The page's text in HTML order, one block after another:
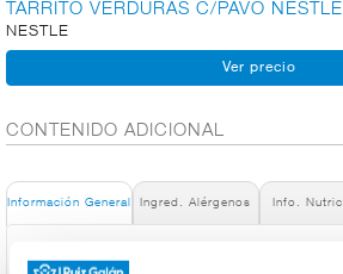
AL
FRUTAS Y
TARRITO VERDURAS C/PAVO
NESTLE
CONTENIDO ADICIONAL
Información General Ingred. Alérgenos Info.
Denominación de alimento: